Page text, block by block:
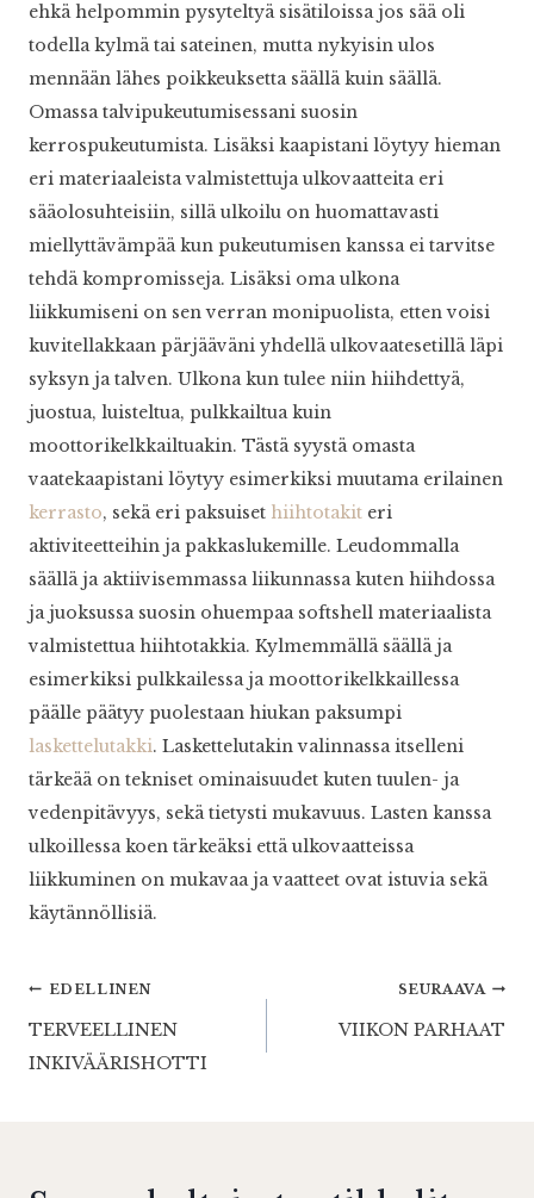
ehkä helpommin pysyteltyä sisätiloissa jos sää oli
todella kylmä tai sateinen, mutta nykyisin ulos
mennään lähes poikkeuksetta säällä kuin säällä.
Omassa talvipukeutumisessani suosin
kerrospukeutumista. Lisäksi kaapistani löytyy hieman
eri materiaaleista valmistettuja ulkovaatteita eri
sääolosuhteisiin, sillä ulkoilu on huomattavasti
miellyttävämpää kun pukeutumisen kanssa ei tarvitse
tehdä kompromisseja. Lisäksi oma ulkona
liikkumiseni on sen verran monipuolista, etten voisi
kuvitellakkaan pärjääväni yhdellä ulkovaatesetillä läpi
syksyn ja talven. Ulkona kun tulee niin hiihdettyä,
juostua, luisteltua, pulkkailtua kuin
moottorikelkkailtuakin. Tästä syystä omasta
vaatekaapistani löytyy esimerkiksi muutama erilainen
kerrasto, sekä eri paksuiset hiihtotakit eri
aktiviteetteihin ja pakkaslukemille. Leudommalla
säällä ja aktiivisemmassa liikunnassa kuten hiihdossa
ja juoksussa suosin ohuempaa softshell materiaalista
valmistettua hiihtotakkia. Kylmemmällä säällä ja
esimerkiksi pulkkailessa ja moottorikelkkaillessa
päälle päätyy puolestaan hiukan paksumpi
laskettelutakki. Laskettelutakin valinnassa itselleni
tärkeää on tekniset ominaisuudet kuten tuulen- ja
vedenpitävyys, sekä tietysti mukavuus. Lasten kanssa
ulkoillessa koen tärkeäksi että ulkovaatteissa
liikkuminen on mukavaa ja vaatteet ovat istuvia sekä
käytännöllisiä.
Artikkelien
selaus
EDELLINEN
TERVEELLINEN
INKIVÄÄRISHOTTI
SEURAAVA
VIIKON PARHAAT